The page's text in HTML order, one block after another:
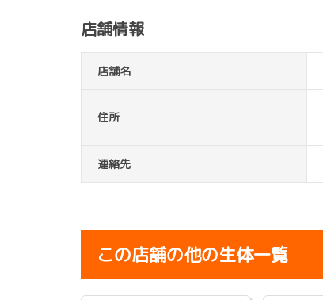
店舗情報
店舗名
住所
連絡先
この店舗の他の生体一覧